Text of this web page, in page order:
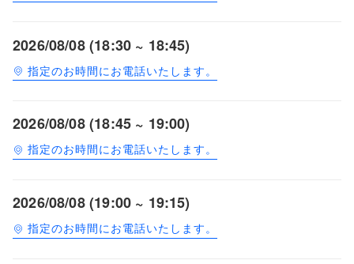
2026/08/08 (18:30 ~ 18:45)
指定のお時間にお電話いたします。
2026/08/08 (18:45 ~ 19:00)
指定のお時間にお電話いたします。
2026/08/08 (19:00 ~ 19:15)
指定のお時間にお電話いたします。